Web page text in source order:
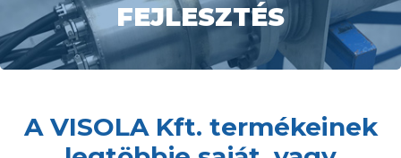
FEJLESZTÉS
A VISOLA Kft. termékeinek